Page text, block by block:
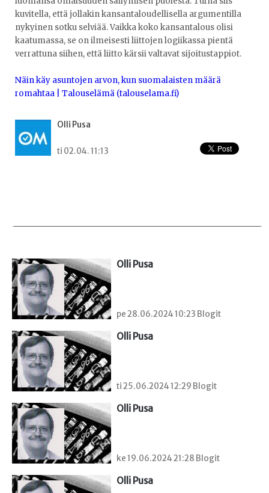
kuvitella, että jollakin kansantaloudellisella argumentilla
nykyinen sotku selviää. Vaikka koko kansantalous olisi
kaatumassa, se on ilmeisesti liittojen logiikassa pientä
verrattuna siihen, että liitto kärsii valtavat sijoitustappiot.
Näin käy asuntojen arvon, kun suomalaisten määrä
romahtaa | Talouselämä (talouselama.fi)
Olli Pusa
ti 02.04. 11:13
Olli Pusa
pe 28.06.2024 10:23 Blogit
Olli Pusa
ti 25.06.2024 12:29 Blogit
Olli Pusa
ke 19.06.2024 21:28 Blogit
Olli Pusa